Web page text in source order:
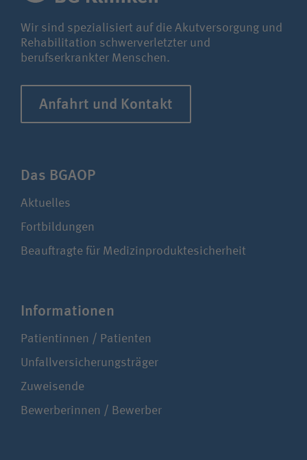
Wir sind spezialisiert auf die Akutversorgung und
Rehabilitation schwerverletzter und
berufserkrankter Menschen.
Anfahrt und Kontakt
Das BGAOP
Aktuelles
Fortbildungen
Beauftragte für Medizinproduktesicherheit
Infor­ma­ti­onen
Patientinnen / Patienten
Unfallversicherungsträger
Zuweisende
Bewerberinnen / Bewerber